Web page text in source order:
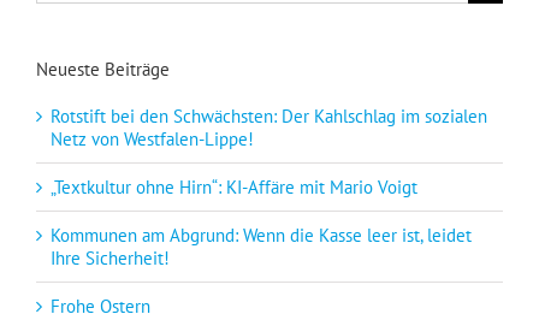
Neueste Beiträge
Rotstift bei den Schwächsten: Der Kahlschlag im sozialen
Netz von Westfalen-Lippe!
„Textkultur ohne Hirn“: KI-Affäre mit Mario Voigt
Kommunen am Abgrund: Wenn die Kasse leer ist, leidet
Ihre Sicherheit!
Frohe Ostern